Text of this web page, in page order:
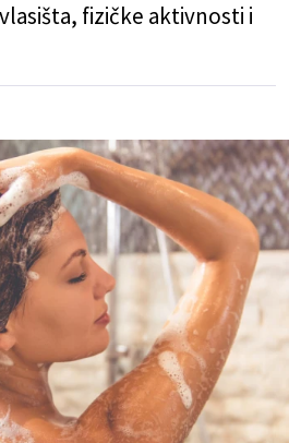
fizičke aktivnosti i